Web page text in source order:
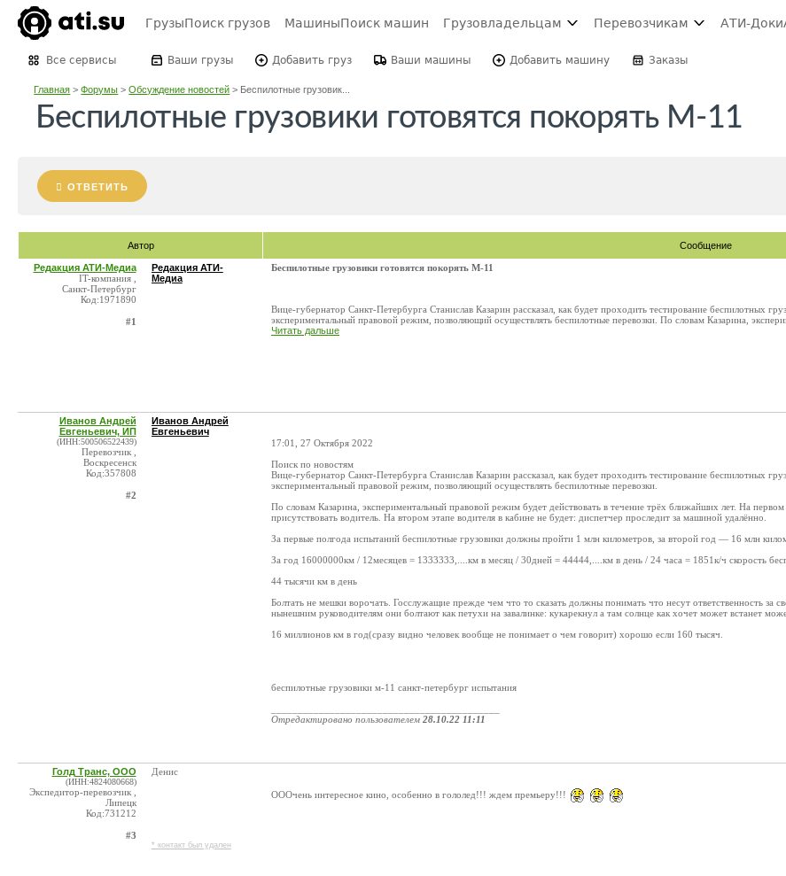
ГрузыПоиск грузов МашиныПоиск машин Грузовладельцам Перевозчикам АТИ-Доки
Все сервисы Ваши грузы Добавить груз Ваши машины Добавить машину Заказы
Главная >Форумы >Обсуждение новостей > Беспилотные грузовик...
Беспилотные грузовики готовятся покорять М-11
ОТВЕТИТЬ
Автор Сообщение
Редакция АТИ-Медиа
IT-компания ,
Санкт-Петербург
Код:1971890
#1
Редакция АТИ-
Медиа
Беспилотные грузовики готовятся покорять М-11
Вице-губернатор Санкт-Петербурга Станислав Казарин рассказал, как будет проходить тестирование беспилотных
экспериментальный правовой режим, позволяющий осуществлять беспилотные перевозки. По словам Казарина,
Читать дальше
Иванов Андрей
Евгеньевич, ИП
(ИНН:500506522439)
Перевозчик ,
Воскресенск
Код:357808
#2
Иванов Андрей
Евгеньевич
17:01, 27 Октября 2022
Поиск по новостям
Вице-губернатор Санкт-Петербурга Станислав Казарин рассказал, как будет проходить тестирование беспилотных
экспериментальный правовой режим, позволяющий осуществлять беспилотные перевозки.
По словам Казарина, экспериментальный правовой режим будет действовать в течение трёх ближайших лет. На
присутствовать водитель. На втором этапе водителя в кабине не будет: диспетчер проследит за машиной удалённо.
За первые полгода испытаний беспилотные грузовики должны пройти 1 млн километров, за второй год — 16 млн
За год 16000000км / 12месяцев = 1333333,....км в месяц / 30дней = 44444,....км в день / 24 часа = 1851к/ч скорость
44 тысячи км в день
Болтать не мешки ворочать. Госслужащие прежде чем что то сказать должны понимать что несут ответственность за
нынешним руководителям они болтают как петухи на завалинке: кукарекнул а там солнце как хочет может встанет
16 миллионов км в год(сразу видно человек вообще не понимает о чем говорит) хорошо если 160 тысяч.
беспилотные грузовики м-11 санкт-петербург испытания
Отредактировано пользователем 28.10.22 11:11
Голд Транс, ООО
(ИНН:4824080668)
Экспедитор-перевозчик ,
Липецк
Код:731212
#3
Денис
* контакт был удален
ОООчень интересное кино, особенно в гололед!!! ждем премьеру!!!